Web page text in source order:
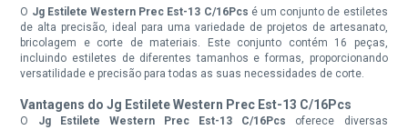
O Jg Estilete Western Prec Est-13 C/16Pcs é um conjunto de estiletes
de alta precisão, ideal para uma variedade de projetos de artesanato,
bricolagem e corte de materiais. Este conjunto contém 16 peças,
incluindo estiletes de diferentes tamanhos e formas, proporcionando
versatilidade e precisão para todas as suas necessidades de corte.
Vantagens do Jg Estilete Western Prec Est-13 C/16Pcs
O Jg Estilete Western Prec Est-13 C/16Pcs oferece diversas